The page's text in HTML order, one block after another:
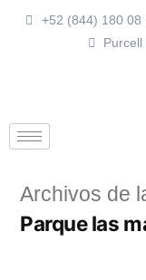
+52 (844) 180 08
Purcell
Archivos de
Parque las